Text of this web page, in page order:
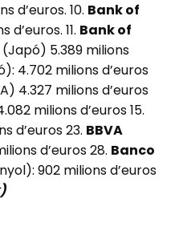
d’euros. 10. Bank of
d’euros. 11. Bank of
(Japó) 5.389 milions
4.702 milions d’euros
4.327 milions d’euros
milions d’euros 15.
d’euros 23. BBVA
d’euros 28. Banco
902 milions d’euros